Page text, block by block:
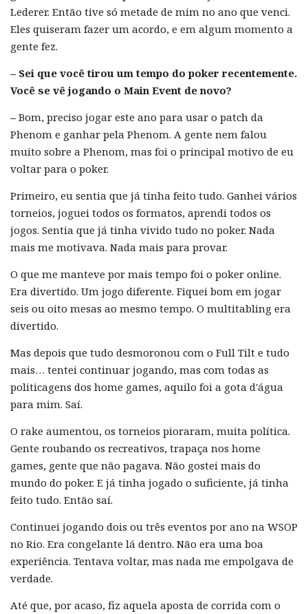
Lederer. Então tive só metade de mim no ano que venci.
Eles quiseram fazer um acordo, e em algum momento a
gente fez.
– Sei que você tirou um tempo do poker recentemente.
Você se vê jogando o Main Event de novo?
– Bom, preciso jogar este ano para usar o patch da
Phenom e ganhar pela Phenom. A gente nem falou
muito sobre a Phenom, mas foi o principal motivo de eu
voltar para o poker.
Primeiro, eu sentia que já tinha feito tudo. Ganhei vários
torneios, joguei todos os formatos, aprendi todos os
jogos. Sentia que já tinha vivido tudo no poker. Nada
mais me motivava. Nada mais para provar.
O que me manteve por mais tempo foi o poker online.
Era divertido. Um jogo diferente. Fiquei bom em jogar
seis ou oito mesas ao mesmo tempo. O multitabling era
divertido.
Mas depois que tudo desmoronou com o Full Tilt e tudo
mais… tentei continuar jogando, mas com todas as
politicagens dos home games, aquilo foi a gota d'água
para mim. Saí.
O rake aumentou, os torneios pioraram, muita política.
Gente roubando os recreativos, trapaça nos home
games, gente que não pagava. Não gostei mais do
mundo do poker. E já tinha jogado o suficiente, já tinha
feito tudo. Então saí.
Continuei jogando dois ou três eventos por ano na WSOP
no Rio. Era congelante lá dentro. Não era uma boa
experiência. Tentava voltar, mas nada me empolgava de
verdade.
Até que, por acaso, fiz aquela aposta de corrida com o